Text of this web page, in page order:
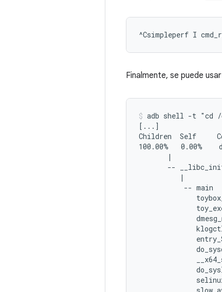
Finalmente, se puede
adb shell -t "cd /
[...]
Children  Self
100.00%   0.00%
       |
--
          |
           -- main